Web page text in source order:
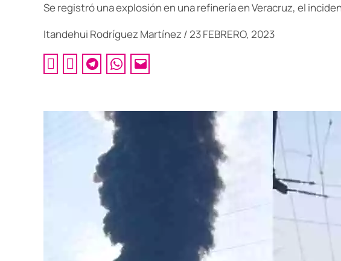
Se registró una explosión en una refinería en Veracruz, el
Itandehui Rodríguez Martínez /23 FEBRERO, 2023